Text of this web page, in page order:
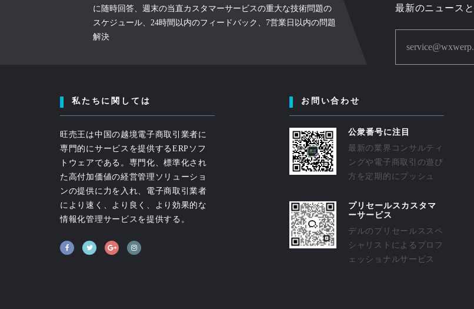
に随時回答、週末の当直カスタマーサービスの重大な技術問題の
スケジュール、24時間以内のフィードバック、7営業日以内の問題
解決
最新のニュース
私たちに関しては
旺売王は中国の越境電子商取引業者に
専門的にサービスを提供するERPソフ
トウェアである。専門化、標準化され
た高付加価値の経営管理ソリューショ
ンの提供に力を入れ、電子商取引業者
により速く、より良く、より効果的な
情報化管理サービスを提供する。
お問い合わせ
公衆番号に注目
最新の業界コンサルティ
ングや電子商取引の遊び
方を定期的にプッシュ
プリセールスカスタマ
ーサービス
デルのプリセールススペ
シャリストによるプロフ
ェッショナルサービス